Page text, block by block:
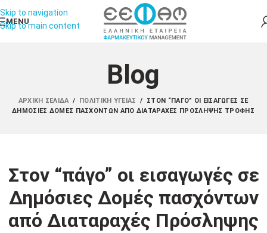
Skip to navigation
Skip to main content
MENU
Blog
ΑΡΧΙΚΉ ΣΕΛΊΔΑ / ΠΟΛΙΤΙΚΉ ΥΓΕΊΑΣ /
ΣΤΟΝ “ΠΆΓΟ” ΟΙ ΕΙΣΑΓΩΓΈΣ ΣΕ
ΔΗΜΌΣΙΕΣ ΔΟΜΈΣ ΠΑΣΧΌΝΤΩΝ ΑΠΌ ΔΙΑΤΑΡΑΧΈΣ ΠΡΌΣΛΗΨΗΣ ΤΡΟΦΉΣ
Στον “πάγο” οι εισαγωγές σε
Δημόσιες Δομές πασχόντων
από Διαταραχές Πρόσληψης